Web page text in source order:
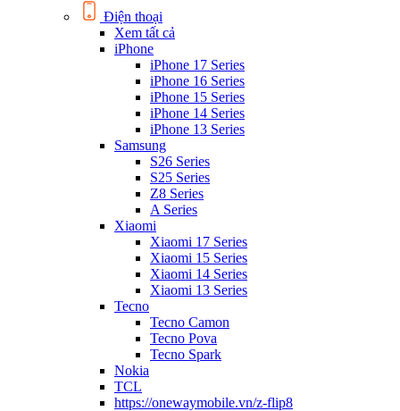
Điện thoại
Xem tất cả
iPhone
iPhone 17 Series
iPhone 16 Series
iPhone 15 Series
iPhone 14 Series
iPhone 13 Series
Samsung
S26 Series
S25 Series
Z8 Series
A Series
Xiaomi
Xiaomi 17 Series
Xiaomi 15 Series
Xiaomi 14 Series
Xiaomi 13 Series
Tecno
Tecno Camon
Tecno Pova
Tecno Spark
Nokia
TCL
https://onewaymobile.vn/z-flip8